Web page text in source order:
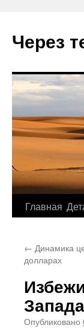
Через
Перейти
содержимому
Главная
← Динамика
долларах
Опубликовано